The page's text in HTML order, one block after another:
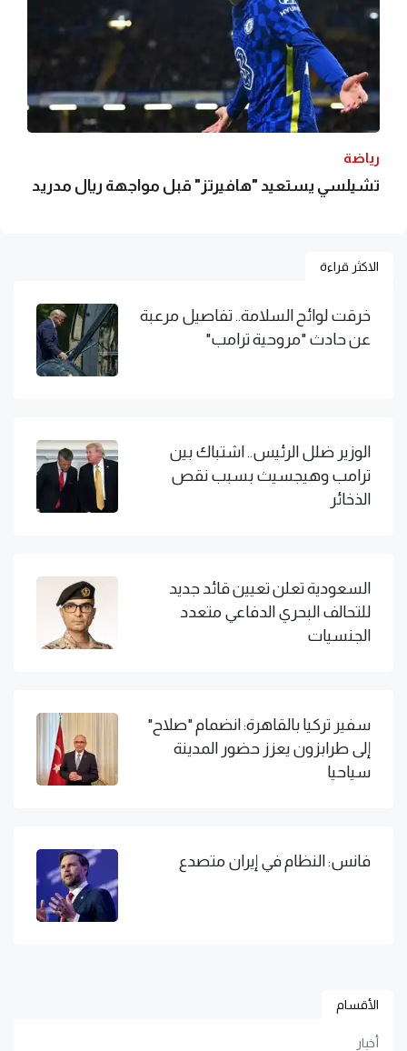
رياضة
تشيلسي يستعيد "هافيرتز" قبل مواجهة ريال مدريد
الاكثر قراءة
خرقت لوائح السلامة.. تفاصيل مرعبة
عن حادث "مروحية ترامب"
الوزير ضلل الرئيس.. اشتباك بين
ترامب وهيجسيث بسبب نقص
الذخائر
السعودية تعلن تعيين قائد جديد
للتحالف البحري الدفاعي متعدد
الجنسيات
سفير تركيا بالقاهرة: انضمام "صلاح"
إلى طرابزون يعزز حضور المدينة
سياحيا
فانس: النظام في إيران متصدع
الأقسام
أخبار